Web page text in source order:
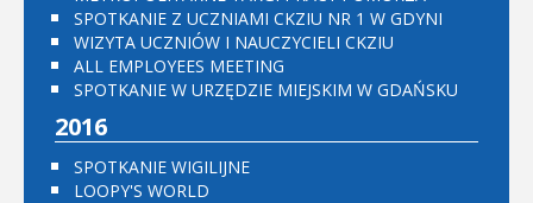
SPOTKANIE Z UCZNIAMI CKZIU NR 1 W GDYNI
WIZYTA UCZNIÓW I NAUCZYCIELI CKZIU
ALL EMPLOYEES MEETING
SPOTKANIE W URZĘDZIE MIEJSKIM W GDAŃSKU
2016
SPOTKANIE WIGILIJNE
LOOPY'S WORLD